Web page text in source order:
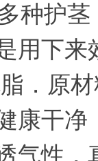
种护
用下
．原
康干
气性